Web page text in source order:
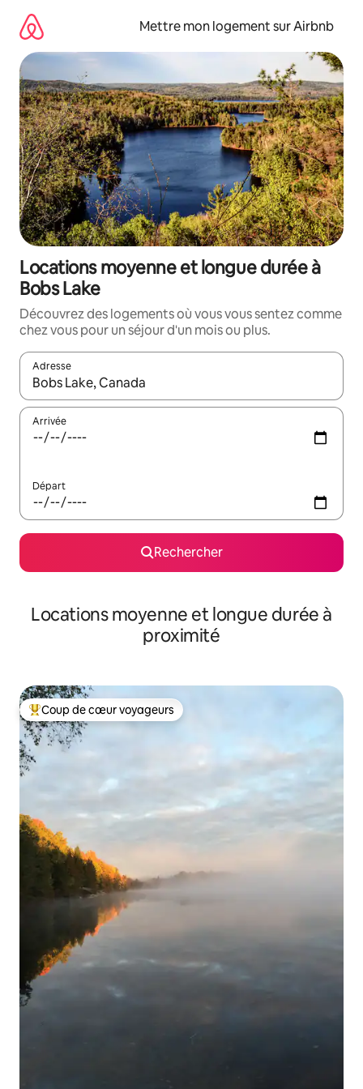
directement
contenu
Mettre mon logement sur Airbnb
Locations moyenne et longue durée à
Bobs Lake
Découvrez des logements où vous vous sentez comme
chez vous pour un séjour d'un mois ou plus.
Adresse
Lorsque les résultats s'affichent, utilisez les flèches vers le
Arrivée
Départ
Rechercher
Locations moyenne et longue durée à
proximité
Coups de cœur voyageurs les plus appréciés
Coup de cœur voyageurs